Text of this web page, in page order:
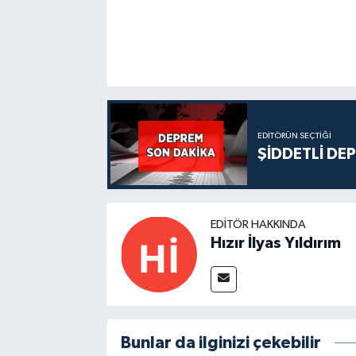
EDITÖRÜN SEÇTIĞI
ŞİDDETLİ
EDITÖR HAKKINDA
Hızır İlyas Yıldırım
Bunlar da ilginizi çekebilir